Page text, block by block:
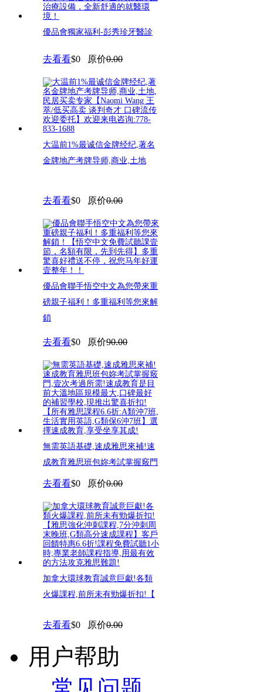
優品會獨家福利-彭秀珍牙醫診
咨
去看看$0 原价0.00
大温前1%最诚信金牌经纪,著名
金牌地产考牌导师,商业,土地
去看看$0 原价0.00
優品會聯手悟空中文為您帶來重
磅親子福利！多重福利等您來解
鎖
去看看$0 原价90.00
無需英語基礎,速成雅思來補!速
成教育雅思班包妳考試掌握竅門
去看看$0 原价0.00
加拿大環球教育誠意巨獻!各類
火爆課程,前所未有勁爆折扣!【
去看看$0 原价0.00
用户帮助